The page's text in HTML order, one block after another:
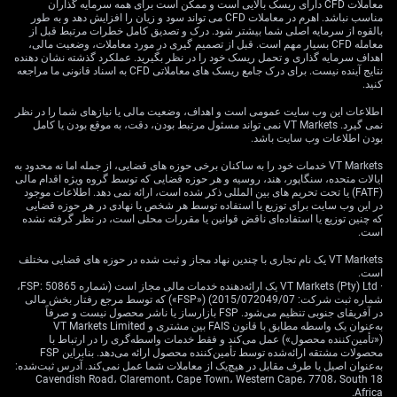
حاصل از این تحولات قرار گرفته است. جهش قیمت نفت،
دلار آمریکا را تقویت کرده و شرط‌بندی‌ها بر این‌که فدرال
رزرو نرخ‌های بهره را برای مدت طولانی‌تری بالا نگه می‌دارد،
پررنگ‌تر کرده است. این دلار قوی در حال حاضر مهم‌ترین
عامل بازدارنده‌ای است که جذابیت سنتی طلا به‌عنوان دارایی
آخرین گزارش شاخص قیمت مصرف‌کننده آمریکا (CPI) نشان
مانور بسیار اندکی برای فدرال رزرو گذاشته است. با توجه به
این‌که نفت خام اکنون به‌دلیل درگیری‌های خاورمیانه از ۹۵
دلار به ازای هر بشکه عبور کرده، ما احتمال ضمنی ۵۰٪ برای
افزایش نرخ بهره در دسامبر را برآوردی محافظه‌کارانه
و فشار بر دارایی‌های بدون بازده است.
استراتژی و نگاه تاریخی
با توجه به چیدمان تکنیکال نزولی درون کانال کاهشی، به‌دنبال
خرید اختیار فروش (Put) روی قراردادهای آتی طلا یا ETFهای
معاملات CFD دارای ریسک بالایی است و ممکن است برای همه سرمایه گذاران
مناسب نباشد. اهرم در معاملات CFD می تواند سود و زیان را افزایش دهد و به طور
بالقوه از سرمایه اصلی شما بیشتر شود. درک و تصدیق کامل خطرات مرتبط قبل از
معامله CFD بسیار مهم است. قبل از تصمیم گیری در مورد معاملات، وضعیت مالی،
اهداف سرمایه گذاری و تحمل ریسک خود را در نظر بگیرید. عملکرد گذشته نشان دهنده
نتایج آینده نیست. برای درک جامع ریسک های معاملاتی CFD به اسناد قانونی ما مراجعه
کنید.
اطلاعات این وب سایت عمومی است و اهداف، وضعیت مالی یا نیازهای شما را در نظر
نمی گیرد. VT Markets نمی تواند مسئول مرتبط بودن، دقت، به موقع بودن یا کامل
بودن اطلاعات وب سایت باشد.
VT Markets خدمات خود را به ساکنان برخی حوزه های قضایی، از جمله اما نه محدود به
ایالات متحده، سنگاپور، هند، روسیه و هر حوزه قضایی که توسط گروه ویژه اقدام مالی
(FATF) یا تحت تحریم های بین المللی ذکر شده است، ارائه نمی دهد. اطلاعات موجود
در این وب سایت برای توزیع یا استفاده توسط هر شخص یا نهادی در هر حوزه قضایی
که چنین توزیع یا استفاده‌ای ناقض قوانین یا مقررات محلی است، در نظر گرفته نشده
است.
VT Markets یک نام تجاری با چندین نهاد مجاز و ثبت شده در حوزه های قضایی مختلف
است.
· VT Markets (Pty) Ltd یک ارائه‌دهنده خدمات مالی مجاز است (شماره FSP: 50865،
شماره ثبت شرکت: 2015/072049/07) («FSP») که توسط مرجع رفتار بخش مالی
در آفریقای جنوبی تنظیم می‌شود. FSP بازارساز یا ناشر محصول نیست و صرفاً
به‌عنوان یک واسطه مطابق با قانون FAIS بین مشتری و VT Markets Limited
(«تأمین‌کننده محصول») عمل می‌کند و فقط خدمات واسطه‌گری را در ارتباط با
محصولات مشتقه ارائه‌شده توسط تأمین‌کننده محصول ارائه می‌دهد. بنابراین FSP
به‌عنوان اصیل یا طرف مقابل در هیچ‌یک از معاملات شما عمل نمی‌کند. آدرس ثبت‌شده:
18 Cavendish Road، Claremont، Cape Town، Western Cape، 7708، South
Africa.